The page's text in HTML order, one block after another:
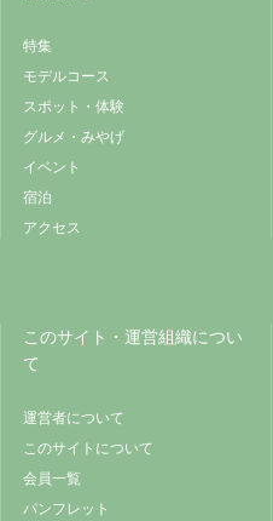
特集
モデルコース
スポット・体験
グルメ・みやげ
イベント
宿泊
アクセス
このサイト・運営組織につい
て
運営者について
このサイトについて
会員一覧
パンフレット